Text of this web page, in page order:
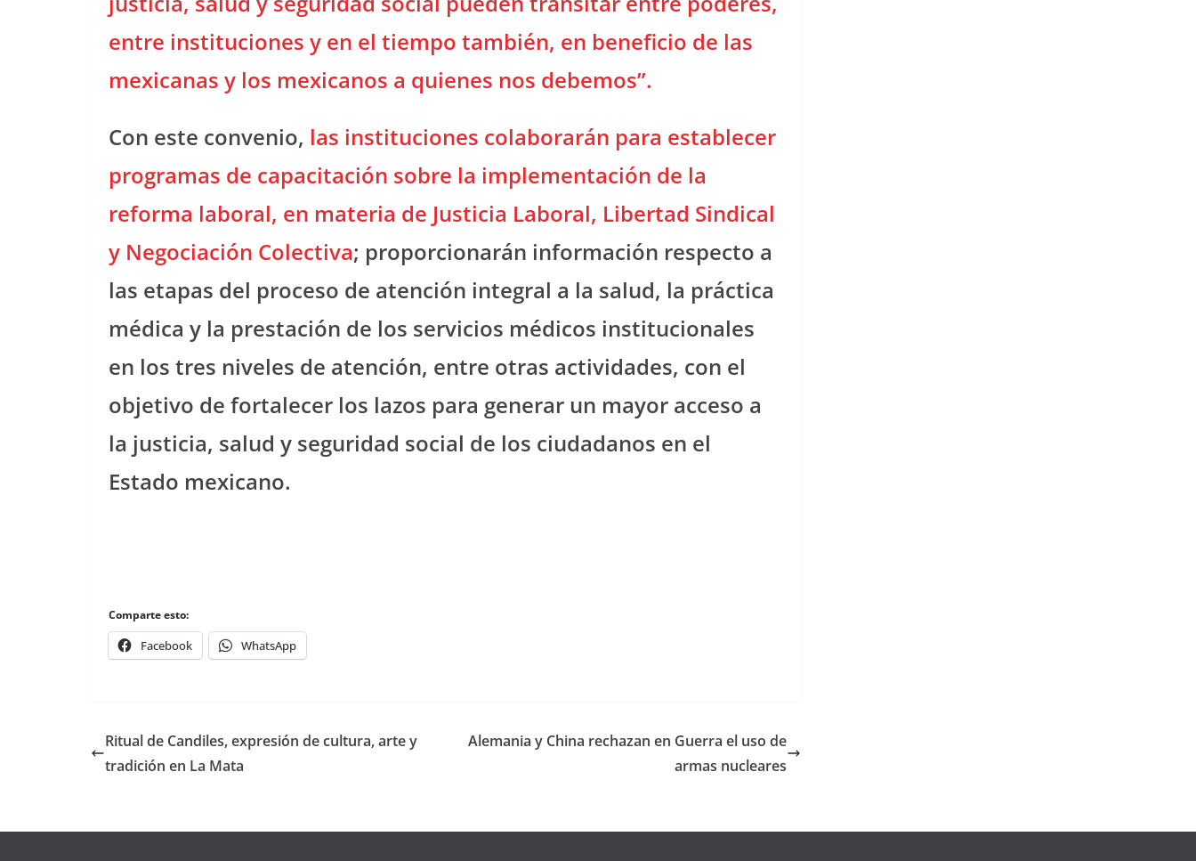
entre instituciones y en el tiempo también, en beneficio de las
mexicanas y los mexicanos a quienes nos debemos”.
Con este convenio, las instituciones colaborarán para establecer
programas de capacitación sobre la implementación de la
reforma laboral, en materia de Justicia Laboral, Libertad Sindical
y Negociación Colectiva; proporcionarán información respecto a
las etapas del proceso de atención integral a la salud, la práctica
médica y la prestación de los servicios médicos institucionales
en los tres niveles de atención, entre otras actividades, con el
objetivo de fortalecer los lazos para generar un mayor acceso a
la justicia, salud y seguridad social de los ciudadanos en el
Estado mexicano.
Comparte esto:
Facebook WhatsApp
Ritual de Candiles, expresión de cultura, arte y
tradición en La Mata
Alemania y China rechazan en Guerra el uso de
armas nucleares